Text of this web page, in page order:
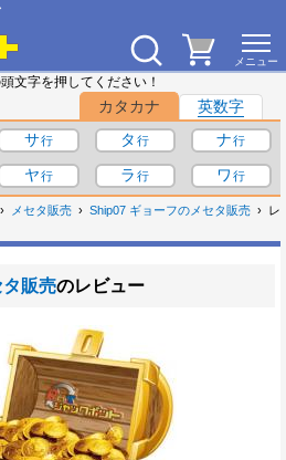
文字を押してください！
カタカナ
英数字
サ タ
ナ
ヤ ラ ワ
メセタ販売 Ship07 ギョーフのメセタ販売
レ
販売のレビュー